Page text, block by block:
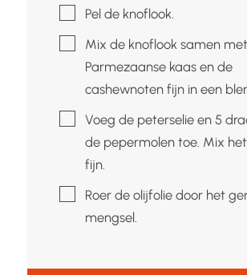
▢Pel de knoflook.
▢Mix de knoflook samen
Parmezaanse kaas en de
cashewnoten fijn in een
▢Voeg de peterselie en 5
de pepermolen toe. Mix
fijn.
▢Roer de olijfolie door het
mengsel.